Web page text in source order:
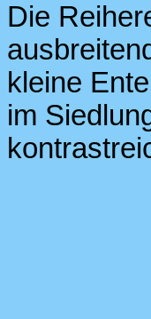
Die
kleine
im